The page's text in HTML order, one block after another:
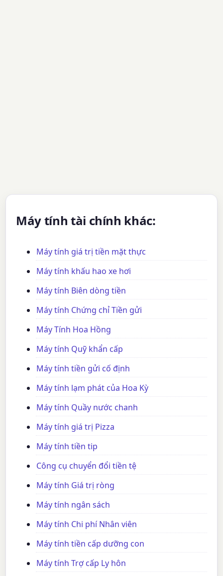
Máy tính tài chính khác:
Máy tính giá trị tiền mặt thực
Máy tính khấu hao xe hơi
Máy tính Biên dòng tiền
Máy tính Chứng chỉ Tiền gửi
Máy Tính Hoa Hồng
Máy tính Quỹ khẩn cấp
Máy tính tiền gửi cố định
Máy tính lạm phát của Hoa Kỳ
Máy tính Quầy nước chanh
Máy tính giá trị Pizza
Máy tính tiền tip
Công cụ chuyển đổi tiền tệ
Máy tính Giá trị ròng
Máy tính ngân sách
Máy tính Chi phí Nhân viên
Máy tính tiền cấp dưỡng con
Máy tính Trợ cấp Ly hôn